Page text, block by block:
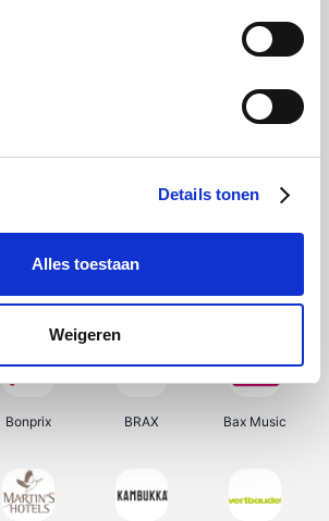
Details tonen
Alles toestaan
Weigeren
DeubaXXL
Delonghi Tennis Point My Jewellery
Bonprix BRAX Bax Music